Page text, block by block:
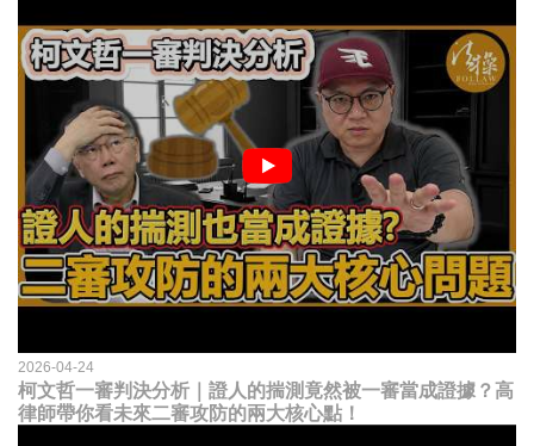
2026-04-24
柯文哲一審判決分析｜證人的揣測竟然被一審當成證據？高
律師帶你看未來二審攻防的兩大核心點！